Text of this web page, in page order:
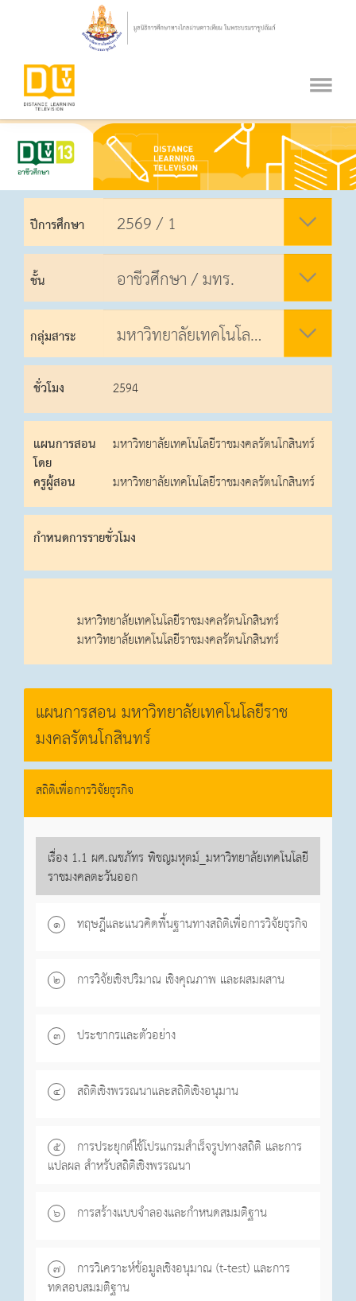
ปีการศึกษา
ชั้น
กลุ่มสาระ
ชั่วโมง 2594
แผนการสอน
โดย
มหาวิทยาลัยเทคโนโลยีราชมงคลรัตนโกสินทร์
ครูผู้สอน
มหาวิทยาลัยเทคโนโลยีราชมงคลรัตนโกสินทร์
กําหนดการรายชั่วโมง
มหาวิทยาลัยเทคโนโลยีราชมงคลรัตนโกสินทร์
มหาวิทยาลัยเทคโนโลยีราชมงคลรัตนโกสินทร์
แผนการสอน มหาวิทยาลัยเทคโนโลยีราช
มงคลรัตนโกสินทร์
สถิติเพื่อการวิจัยธุรกิจ
เรื่อง 1.1 ผศ.ณชภัทร พิชญมหุตม์_มหาวิทยาลัยเทคโนโลยี
ราชมงคลตะวันออก
๑ ทฤษฎีและแนวคิดพื้นฐานทางสถิติเพื่อการวิจัยธุรกิจ
๒ การวิจัยเชิงปริมาณ เชิงคุณภาพ และผสมผสาน
๓ ประชากรและตัวอย่าง
๔ สถิติเชิงพรรณนาและสถิติเชิงอนุมาน
๕
การประยุกต์ใช้โปรแกรมสำเร็จรูปทางสถิติ และการ
แปลผล สำหรับสถิติเชิงพรรณนา
๖ การสร้างแบบจำลองและกำหนดสมมติฐาน
๗
การวิเคราะห์ข้อมูลเชิงอนุมาณ (t-test) และการ
ทดสอบสมมติฐาน